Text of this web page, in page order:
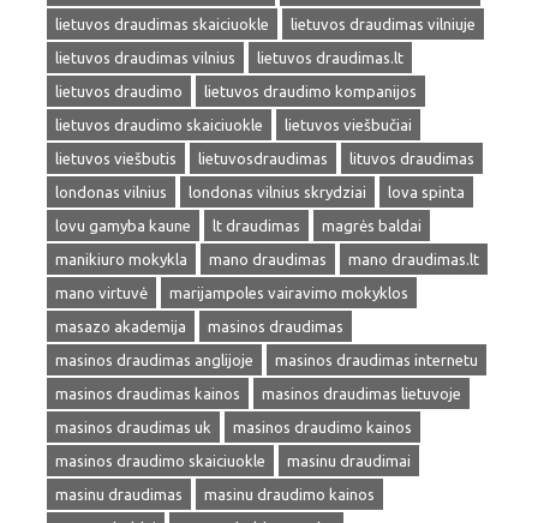
lietuvos draudimas skaiciuokle
lietuvos draudimas vilniuje
lietuvos draudimas vilnius
lietuvos draudimas.lt
lietuvos draudimo
lietuvos draudimo kompanijos
lietuvos draudimo skaiciuokle
lietuvos viešbučiai
lietuvos viešbutis
lietuvosdraudimas
lituvos draudimas
londonas vilnius
londonas vilnius skrydziai
lova spinta
lovu gamyba kaune
lt draudimas
magrės baldai
manikiuro mokykla
mano draudimas
mano draudimas.lt
mano virtuvė
marijampoles vairavimo mokyklos
masazo akademija
masinos draudimas
masinos draudimas anglijoje
masinos draudimas internetu
masinos draudimas kainos
masinos draudimas lietuvoje
masinos draudimas uk
masinos draudimo kainos
masinos draudimo skaiciuokle
masinu draudimai
masinu draudimas
masinu draudimo kainos